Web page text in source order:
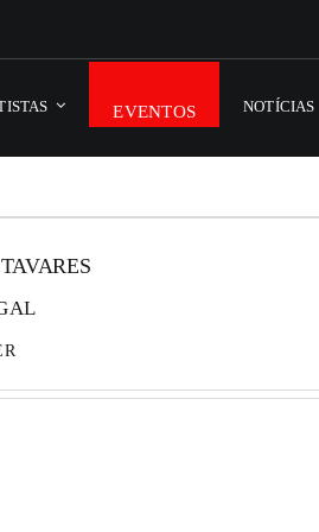
EVENTOS NOTÍCIAS